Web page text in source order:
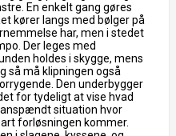
En enkelt gang gøres
kører langs med bølger på
har, men i stedet
Der leges med
holdes i skygge, mens
så må klipningen også
Den underbygger
for tydeligt at vise hvad
situation hvor
forløsningen kommer.